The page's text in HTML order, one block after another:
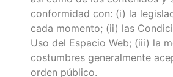
conformidad con: (i) la
cada momento; (ii) las
Uso del Espacio Web; (iii) la
costumbres generalmente
orden público.